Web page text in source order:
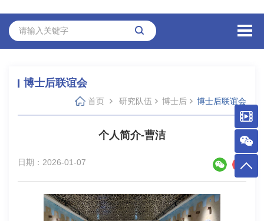
博士后联谊会
首页 研究队伍 博士后 博士后联谊会
个人简介-曹洁
日期：2026-01-07